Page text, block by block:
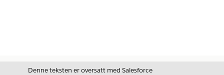
Denne teksten er oversatt med Salesforce